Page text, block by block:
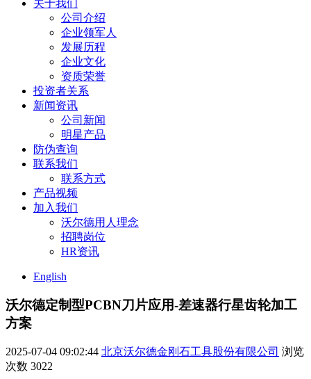
关于我们
公司介绍
企业领军人
发展历程
企业文化
资质荣誉
投资者关系
新闻资讯
公司新闻
明星产品
防伪查询
联系我们
联系方式
产品视频
加入我们
沃尔德用人理念
招聘岗位
HR资讯
English
沃尔德定制型PCBN刀片应用-差速器行星齿轮加工
方案
2025-07-04 09:02:44 北京沃尔德金刚石工具股份有限公司 浏览
次数 3022